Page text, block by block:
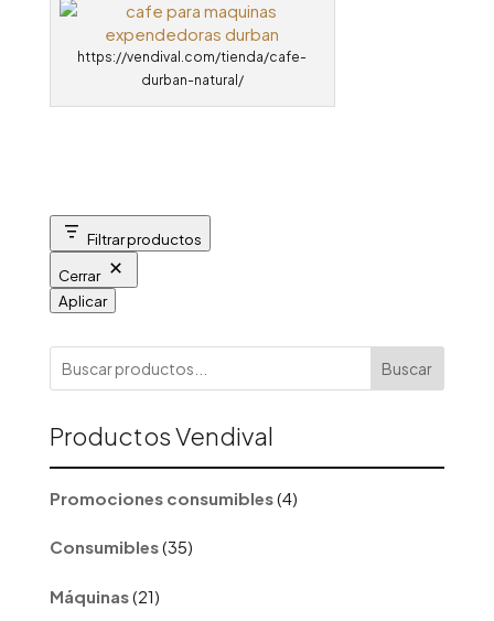
https://vendival.com/tienda/cafe-
durban-natural/
Filtrar productos
Cerrar
Aplicar
Buscar
Productos Vendival
Promociones consumibles 4
productos
Consumibles 3535
productos
Máquinas 21
productos